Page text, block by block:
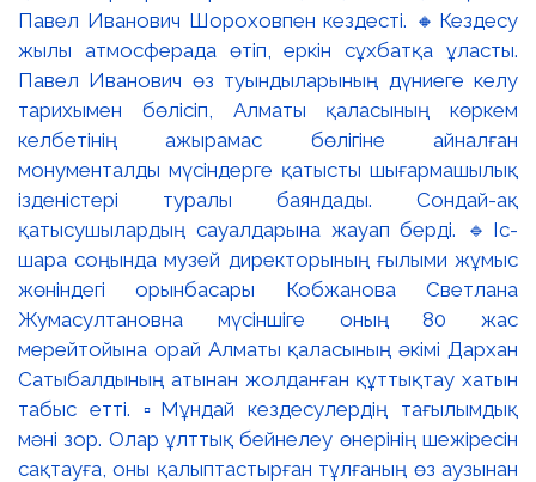
Павел Иванович Шороховпен кездесті. 🔸Кездесу
жылы атмосферада өтіп, еркін сұхбатқа ұласты.
Павел Иванович өз туындыларының дүниеге келу
тарихымен бөлісіп, Алматы қаласының көркем
келбетінің ажырамас бөлігіне айналған
монументалды мүсіндерге қатысты шығармашылық
ізденістері туралы баяндады. Сондай-ақ
қатысушылардың сауалдарына жауап берді. 🔹Іс-
шара соңында музей директорының ғылыми жұмыс
жөніндегі орынбасары Кобжанова Светлана
Жумасултановна мүсіншіге оның 80 жас
мерейтойына орай Алматы қаласының әкімі Дархан
Сатыбалдының атынан жолданған құттықтау хатын
табыс етті. ▫️Мұндай кездесулердің тағылымдық
мәні зор. Олар ұлттық бейнелеу өнерінің шежіресін
сақтауға, оны қалыптастырған тұлғаның өз аузынан